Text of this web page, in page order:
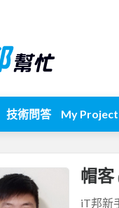
技術問答 My Project
帽客
iT邦新